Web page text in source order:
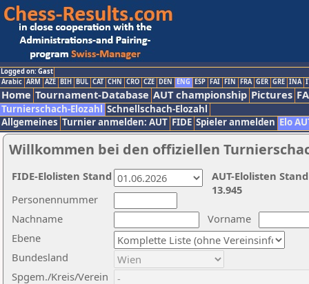
Logged on: Gast
Arabic ARM AZE BIH BUL CAT CHN CRO CZE DEN ENG ESP FAI FIN FRA GER GRE INA
Home Tournament-Database AUT championship Pictures
Turnierschach-Elozahl Schnellschach-Elozahl
Allgemeines Turnier anmelden: AUT FIDE Spieler anmelden Elo
Willkommen bei den offiziellen
Nachname
Vorname
Ebene
Personennummer
Bundesland
Spgem./Kreis/Verein
AUT-Elolisten
13.945
FIDE-Elolisten Stand